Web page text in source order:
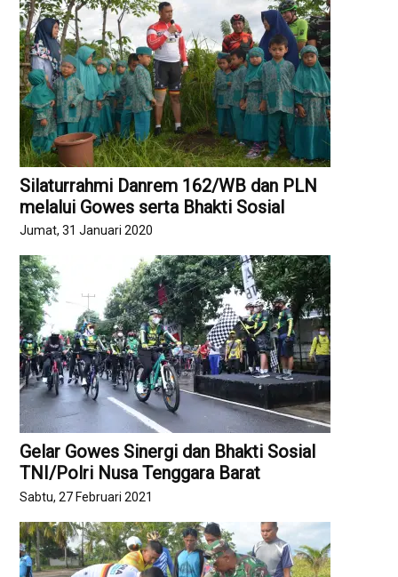
Silaturrahmi Danrem 162/WB dan PLN
melalui Gowes serta Bhakti Sosial
Jumat, 31 Januari 2020
Gelar Gowes Sinergi dan Bhakti Sosial
TNI/Polri Nusa Tenggara Barat
Sabtu, 27 Februari 2021